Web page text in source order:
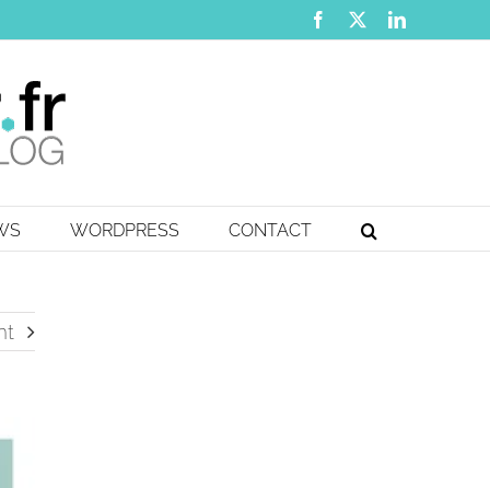
Facebook
X LinkedIn
WORDPRESS CONTACT